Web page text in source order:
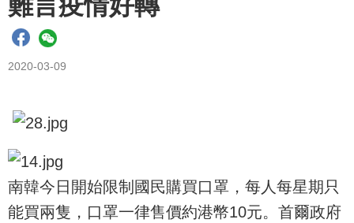
2020-03-09
南韓今日開始限制國民購買口罩，每人每星期只
能買兩隻，口罩一律售價約港幣10元。首爾政府